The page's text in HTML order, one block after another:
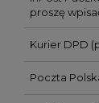
proszę
Kurier DPD
Poczta